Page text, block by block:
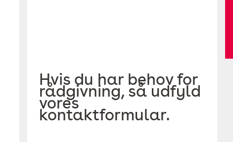
Hvis du har behov for
rådgivning, så udfyld
vores
kontaktformular.